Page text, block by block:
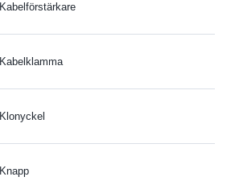
Kabelförstärkare
Kabelklamma
Klonyckel
Knapp